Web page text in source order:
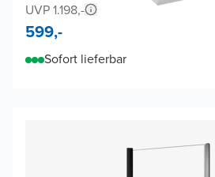
UVP 1.198,-
599,-
Sofort lieferbar